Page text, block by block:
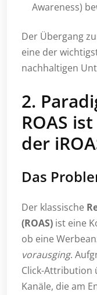
Awareness)
Der Übergang
eine der
nachhaltigen
2.
ROAS
der
Das
Der klassische
(ROAS) ist eine
ob eine
vorausging.
Click-Attribution
Kanäle, die am